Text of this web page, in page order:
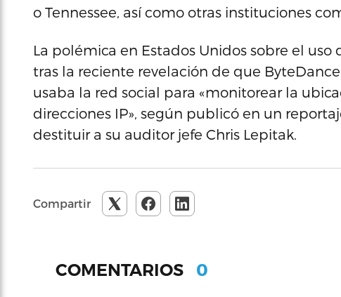
o Tennessee, así como otras instituciones
La polémica en Estados Unidos sobre el
tras la reciente revelación de que
usaba la red social para «monitorear la
direcciones IP», según publicó en un
destituir a su auditor jefe Chris Lepitak.
Compartir
COMENTARIOS 0